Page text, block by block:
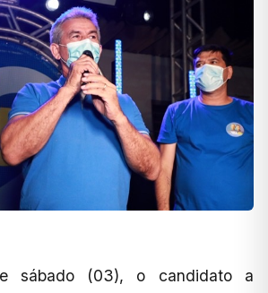
sábado (03), o candidato a